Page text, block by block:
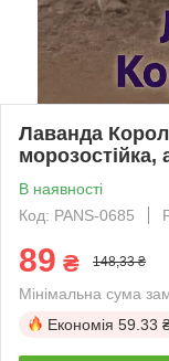
Лаванда
морозостійка,
В наявності
Код: PANS-0685
89 ₴ 148,33 ₴
Мінімальна сума
Економія 59.33